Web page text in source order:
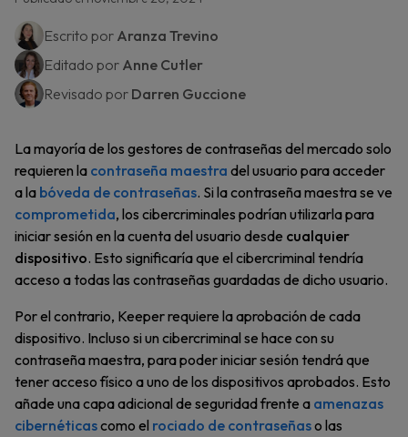
Escrito por Aranza Trevino
Editado por Anne Cutler
Revisado por Darren Guccione
La mayoría de los gestores de contraseñas del mercado solo
requieren la contraseña maestra del usuario para acceder
a la bóveda de contraseñas. Si la contraseña maestra se ve
comprometida, los cibercriminales podrían utilizarla para
iniciar sesión en la cuenta del usuario desde cualquier
dispositivo. Esto significaría que el cibercriminal tendría
acceso a todas las contraseñas guardadas de dicho usuario.
Por el contrario, Keeper requiere la aprobación de cada
dispositivo. Incluso si un cibercriminal se hace con su
contraseña maestra, para poder iniciar sesión tendrá que
tener acceso físico a uno de los dispositivos aprobados. Esto
añade una capa adicional de seguridad frente a amenazas
cibernéticascomo el rociado de contraseñaso las